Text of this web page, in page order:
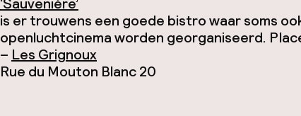
is er trouwens een goede bistro waar soms
openluchtcinema worden georganiseerd.
– Les Grignoux
Rue du Mouton Blanc 20